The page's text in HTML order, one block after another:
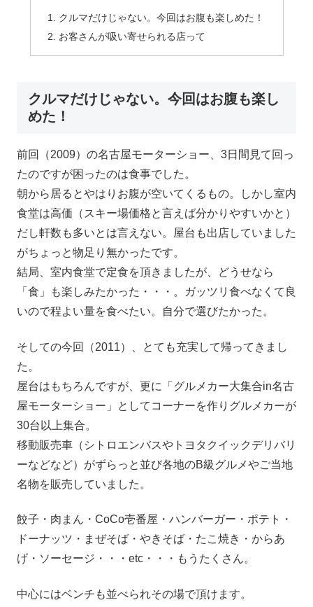
クルマだけじゃない。今回はお腹も楽しめた！
お客さんが吸い寄せられる店って
クルマだけじゃない。今回はお腹も楽し
めた！
前回（2009）の名古屋モーターショー、3日間見て回っ
たのですが困ったのは食事でした。
朝から居るとやはりお腹が空いてくるもの。しかし室内
食堂は高価（スキー場価格と言えば分かりやすいかと）
だし軒数も多いとは言えない。屋台も出店していました
がちょっと物足り無かったです。
結局、室内食堂で定食を頂きましたが、どうせなら
「食」も楽しみたかった・・・。ガッツリ食べなくて良
いので程よい量を食べたい。自分で選びたかった。
そしての今回（2011）、とても充実して帰ってきまし
た。
屋台はもちろんですが、更に「グルメカー大集合in名古
屋モーターショー」としてコーナーを作りグルメカーが
30台以上集合。
移動販売車（シトロエンバスやトヨタクイックデリバリ
ーなどなど）がずらっと並び各地のB級グルメやご当地
名物を販売していました。
餃子・肉まん・CoCo壱番屋・ハンバーガー・ポテト・
ドーナッツ・まぜそば・やきそば・たこ焼き・からあ
げ・ソーセージ・・・etc・・・もうたくさん。
中心にはベンチも並べられその場で頂けます。